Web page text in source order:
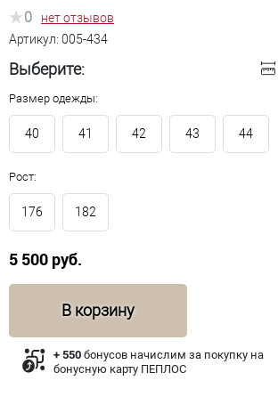
0
нет отзывов
Артикул: 005-434
Выберите:
Размер одежды:
40 41 42 43 44
Рост:
176 182
5 500 руб.
В корзину
+ 550 бонусов начислим за покупку на
бонусную карту ПЕПЛОС